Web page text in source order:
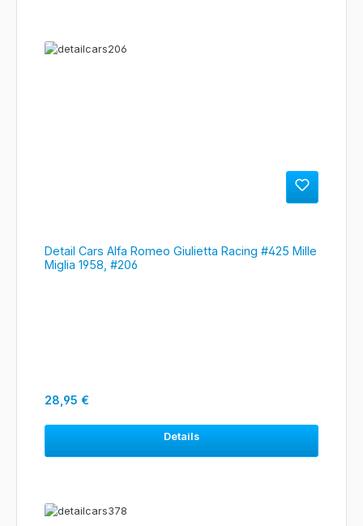
Detail Cars Alfa Romeo Giulietta Racing #425 Mille
Miglia 1958, #206
Regulärer Preis:
28,95 €
Details